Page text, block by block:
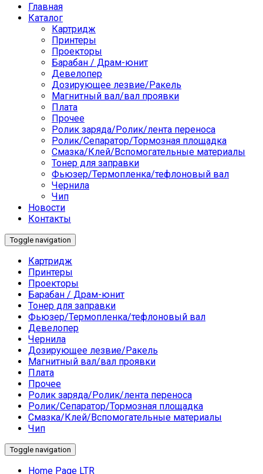
Главная
Каталог
Картридж
Принтеры
Проекторы
Барабан / Драм-юнит
Девелопер
Дозирующее лезвие/Ракель
Магнитный вал/вал проявки
Плата
Прочее
Ролик заряда/Ролик/лента переноса
Ролик/Сепаратор/Тормозная площадка
Смазка/Клей/Вспомогательные материалы
Тонер для заправки
Фьюзер/Термопленка/тефлоновый вал
Чернила
Чип
Новости
Контакты
Toggle navigation
Картридж
Принтеры
Проекторы
Барабан / Драм-юнит
Тонер для заправки
Фьюзер/Термопленка/тефлоновый вал
Девелопер
Чернила
Дозирующее лезвие/Ракель
Магнитный вал/вал проявки
Плата
Прочее
Ролик заряда/Ролик/лента переноса
Ролик/Сепаратор/Тормозная площадка
Смазка/Клей/Вспомогательные материалы
Чип
Toggle navigation
Home Page LTR